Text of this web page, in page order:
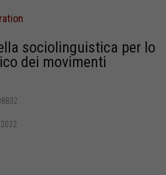
sociolinguistica per lo
dei movimenti